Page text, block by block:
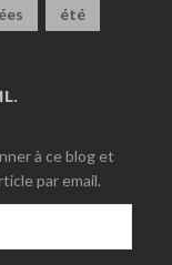
été
à ce blog et
par email.